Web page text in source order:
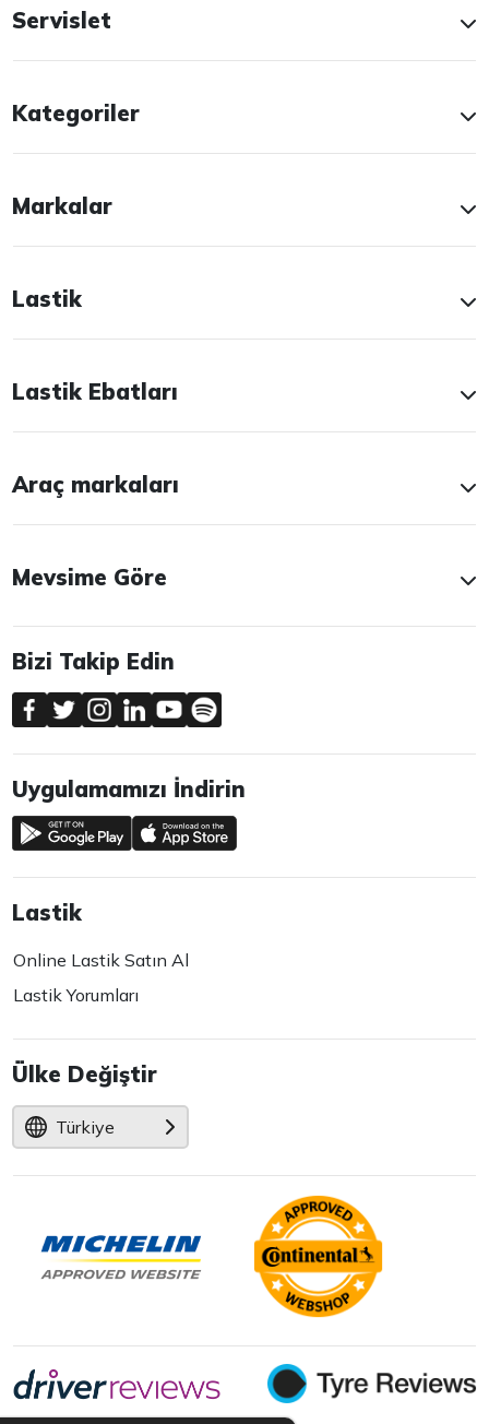
Servislet
Kategoriler
Markalar
Lastik
Lastik Ebatları
Araç markaları
Mevsime Göre
Bizi Takip Edin
Uygulamamızı İndirin
Lastik
Online Lastik Satın Al
Lastik Yorumları
Ülke Değiştir
Türkiye